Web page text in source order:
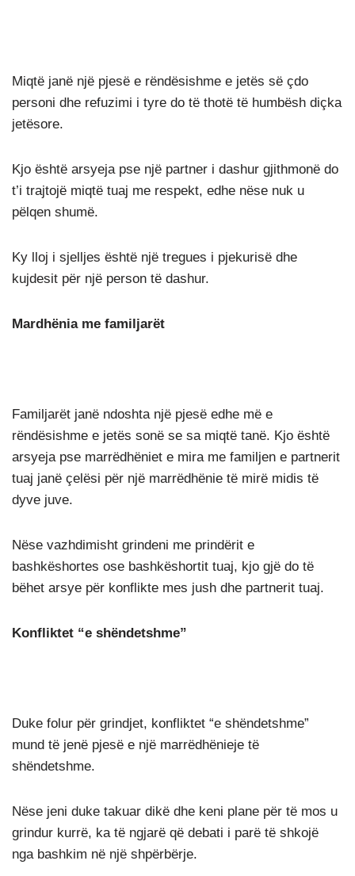
Miqtë janë një pjesë e rëndësishme e jetës së çdo
personi dhe refuzimi i tyre do të thotë të humbësh diçka
jetësore.
Kjo është arsyeja pse një partner i dashur gjithmonë do
t’i trajtojë miqtë tuaj me respekt, edhe nëse nuk u
pëlqen shumë.
Ky lloj i sjelljes është një tregues i pjekurisë dhe
kujdesit për një person të dashur.
Mardhënia me familjarët
Familjarët janë ndoshta një pjesë edhe më e
rëndësishme e jetës sonë se sa miqtë tanë. Kjo është
arsyeja pse marrëdhëniet e mira me familjen e partnerit
tuaj janë çelësi për një marrëdhënie të mirë midis të
dyve juve.
Nëse vazhdimisht grindeni me prindërit e
bashkëshortes ose bashkëshortit tuaj, kjo gjë do të
bëhet arsye për konflikte mes jush dhe partnerit tuaj.
Konfliktet “e shëndetshme”
Duke folur për grindjet, konfliktet “e shëndetshme”
mund të jenë pjesë e një marrëdhënieje të
shëndetshme.
Nëse jeni duke takuar dikë dhe keni plane për të mos u
grindur kurrë, ka të ngjarë që debati i parë të shkojë
nga bashkim në një shpërbërje.